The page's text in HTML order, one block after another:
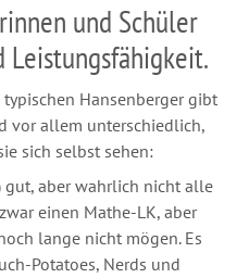
und Schüler
Leistungsfähigkeit.
Hansenberger gibt
vor allem unterschiedlich,
sich selbst sehen:
gut, aber wahrlich nicht alle
einen Mathe-LK, aber
lange nicht mögen. Es
Potatoes, Nerds und